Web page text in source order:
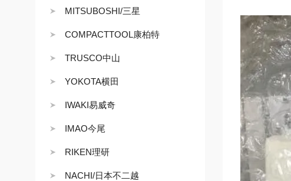
MITSUBOSHI/三星
COMPACTTOOL康柏特
TRUSCO中山
YOKOTA横田
IWAKI易威奇
IMAO今尾
RIKEN理研
NACHI/日本不二越